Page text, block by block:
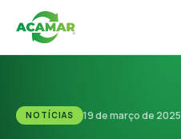
NOTÍCIAS 19 de março de 2025